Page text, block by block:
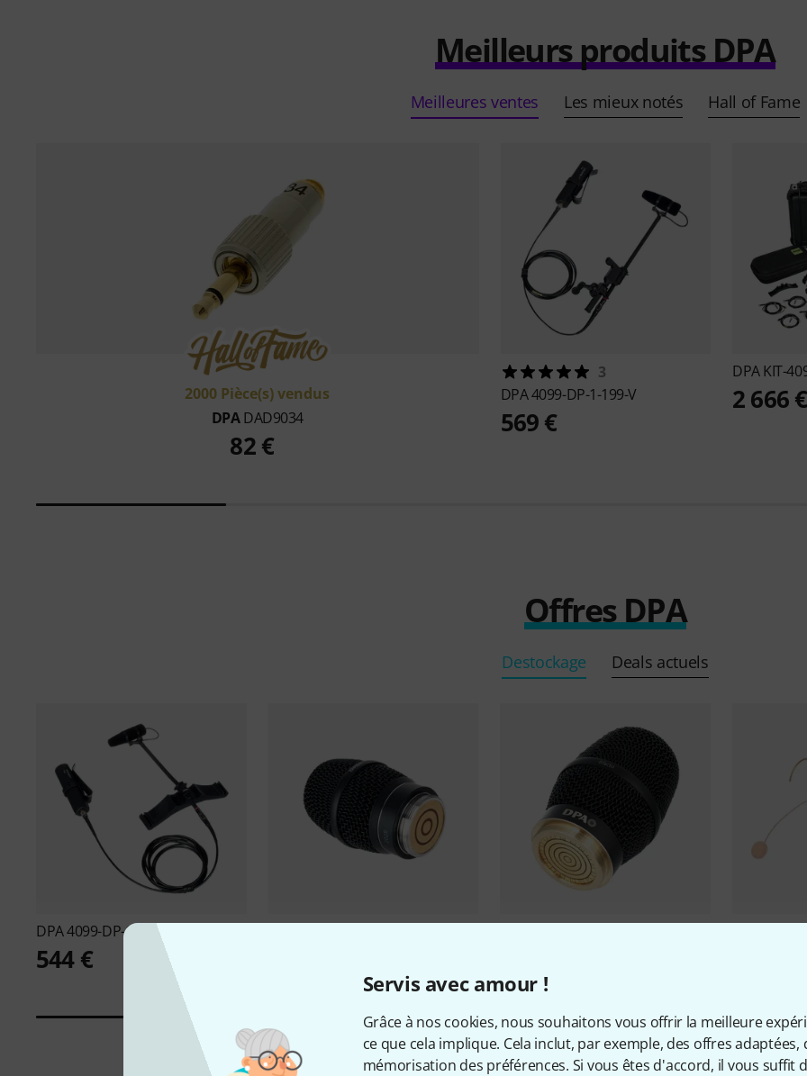
Servis avec amour !
Grâce à nos cookies, nous souhaitons vous offrir la meilleure
ce que cela implique. Cela inclut, par exemple, des offres
mémorisation des préférences. Si vous êtes d'accord, il vous suffit
Meilleurs produits DPA
Meilleures ventes Les mieux notés Hall of Fame
2000 Pièce(s) vendus
DPADAD9034
82 €
3
DPA4099-DP-1-199-V
569 €
DPAKIT-
2 666 €
Offres DPA
Destockage Deals actuels
DPA4099-DP-1-201-B B-Stock
544 €